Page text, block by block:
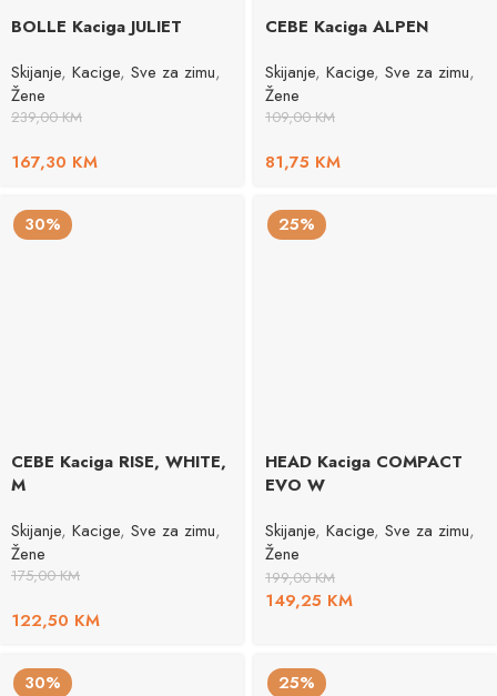
BOLLE Kaciga JULIET
Skijanje, Kacige, Sve za zimu,
Žene
239,00KM
167,30 KM
CEBE Kaciga ALPEN
Skijanje, Kacige, Sve za zimu,
Žene
109,00KM
81,75 KM
30%
CEBE Kaciga RISE, WHITE,
M
Skijanje, Kacige, Sve za zimu,
Žene
175,00KM
122,50 KM
25%
HEAD Kaciga COMPACT
EVO W
Skijanje, Kacige, Sve za zimu,
Žene
199,00KM
149,25 KM
30% 25%